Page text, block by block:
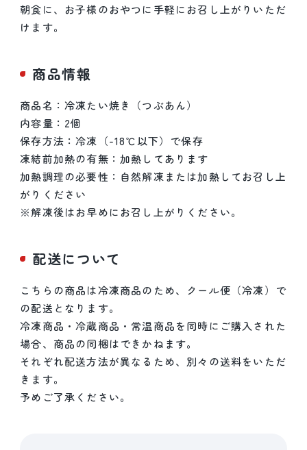
朝食に、お子様のおやつに手軽にお召し上がりいただ
けます。
商品情報
商品名：冷凍たい焼き（つぶあん）
内容量：2個
保存方法：冷凍（-18℃以下）で保存
凍結前加熱の有無：加熱してあります
加熱調理の必要性：自然解凍または加熱してお召し上
がりください
※解凍後はお早めにお召し上がりください。
配送について
こちらの商品は冷凍商品のため、クール便（冷凍）で
の配送となります。
冷凍商品・冷蔵商品・常温商品を同時にご購入された
場合、商品の同梱はできかねます。
それぞれ配送方法が異なるため、別々の送料をいただ
きます。
予めご了承ください。